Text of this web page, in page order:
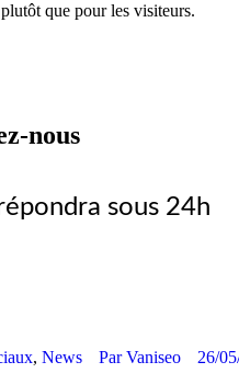
que pour les visiteurs.
nous
sous 24h
, News ParVaniseo
26/